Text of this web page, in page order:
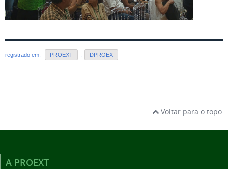
registrado em: PROEXT DPROEX
Voltar para o topo
A PROEXT